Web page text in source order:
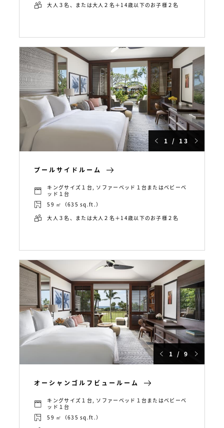
大人３名、または大人２名＋14歳以下のお子様２名
1 / 13
プールサイドルーム
キングサイズ１台, ソファーベッド１台またはベビーベ
ッド１台
59 ㎡（635 sq.ft.）
大人３名、または大人２名＋14歳以下のお子様２名
1 / 9
オーシャンゴルフビュールーム
キングサイズ１台, ソファーベッド１台またはベビーベ
ッド１台
59 ㎡（635 sq.ft.）